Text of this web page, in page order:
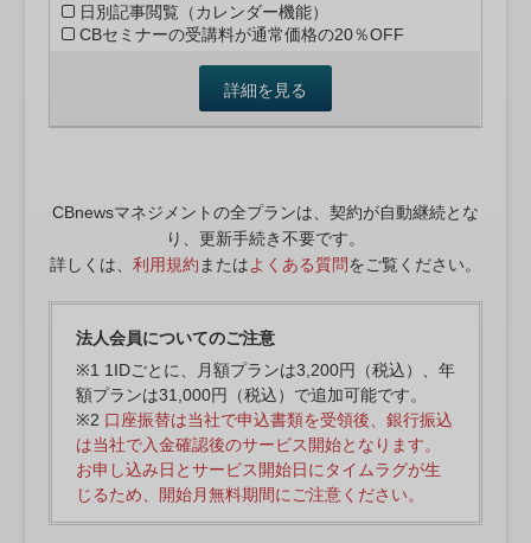
日別記事閲覧（カレンダー機能）
CBセミナーの受講料が通常価格の20％OFF
詳細を見る
CBnewsマネジメントの全プランは、契約が自動継続とな
り、更新手続き不要です。
詳しくは、 利用規約 またはよくある質問をご覧ください。
法人会員についてのご注意
※1 1IDごとに、月額プランは3,200円（税込）、年
額プランは31,000円（税込）で追加可能です。
※2 口座振替は当社で申込書類を受領後、銀行振込
は当社で入金確認後のサービス開始となります。
お申し込み日とサービス開始日にタイムラグが生
じるため、開始月無料期間にご注意ください。